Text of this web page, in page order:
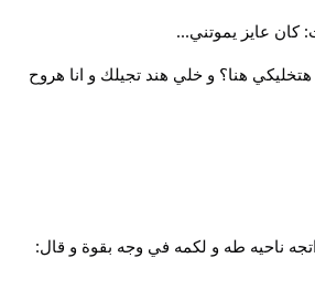
كان عايز يموتني...
هنا؟ و خلي هند تجيلك و انا هروح
ناحيه طه و لكمه في وجه بقوة و قال: